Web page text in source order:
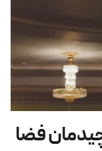
فضا